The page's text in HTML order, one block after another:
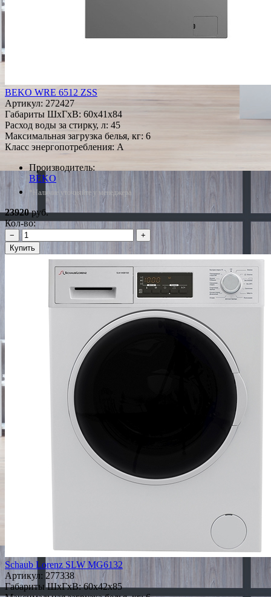
BEKO WRE 6512 ZSS
Артикул: 272427
Габариты ШxГxВ: 60x41x84
Расход воды за стирку, л: 45
Максимальная загрузка белья, кг: 6
Класс энергопотребления: A
Производитель:
BEKO
*Наличие уточняйте у менеджера
23920руб.
Кол-во:
−
+
Купить
Schaub Lorenz SLW MG6132
Артикул: 277338
Габариты ШxГxВ: 60x42x85